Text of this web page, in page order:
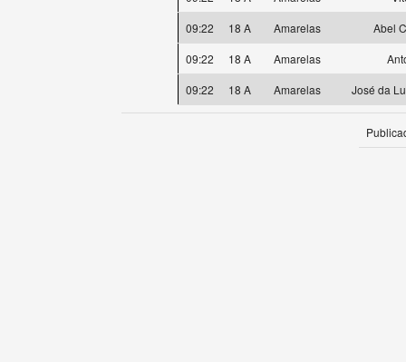
09:22
18 A Amarelas
Abel
09:22
18 A Amarelas
09:22
18 A Amarelas José da